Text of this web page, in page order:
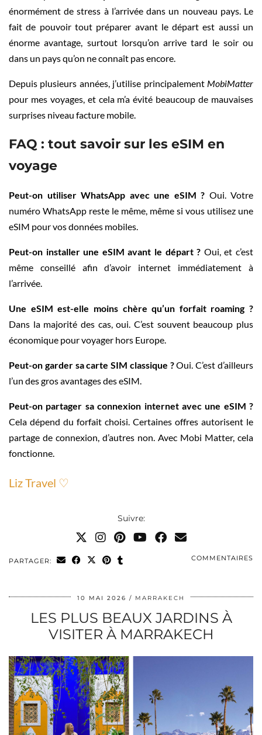
énormément de stress à l’arrivée dans un nouveau pays. Le
fait de pouvoir tout préparer avant le départ est aussi un
énorme avantage, surtout lorsqu’on arrive tard le soir ou
dans un pays qu’on ne connaît pas encore.
Depuis plusieurs années, j’utilise principalement MobiMatter
pour mes voyages, et cela m’a évité beaucoup de mauvaises
surprises niveau facture mobile.
FAQ : tout savoir sur les eSIM en
voyage
Peut-on utiliser WhatsApp avec une eSIM ? Oui. Votre
numéro WhatsApp reste le même, même si vous utilisez une
eSIM pour vos données mobiles.
Peut-on installer une eSIM avant le départ ? Oui, et c’est
même conseillé afin d’avoir internet immédiatement à
l’arrivée.
Une eSIM est-elle moins chère qu’un forfait roaming ?
Dans la majorité des cas, oui. C’est souvent beaucoup plus
économique pour voyager hors Europe.
Peut-on garder sa carte SIM classique ?Oui. C’est d’ailleurs
l’un des gros avantages des eSIM.
Peut-on partager sa connexion internet avec une eSIM ?
Cela dépend du forfait choisi. Certaines offres autorisent le
partage de connexion, d’autres non. Avec Mobi Matter, cela
fonctionne.
Liz Travel ♡
Suivre:
PARTAGER: COMMENTAIRES
10 MAI 2026 MARRAKECH
LES PLUS BEAUX JARDINS À
VISITER À MARRAKECH